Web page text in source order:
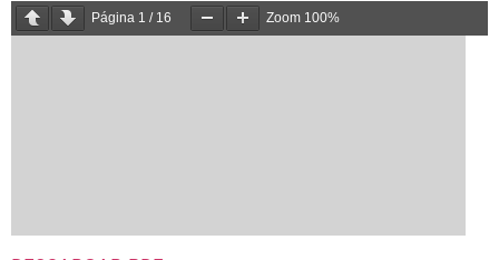
Página 1 / 16 Zoom 100%